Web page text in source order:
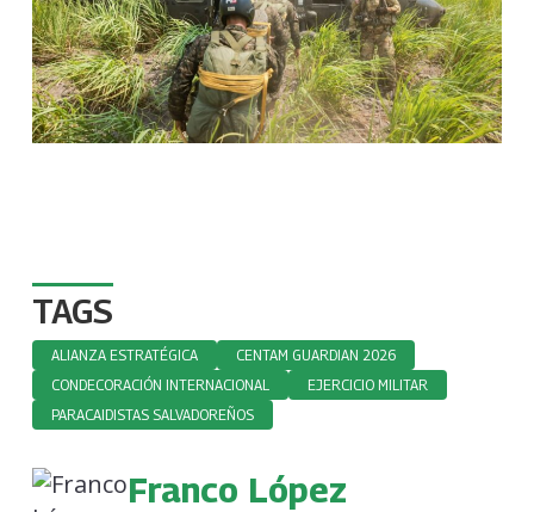
TAGS
ALIANZA ESTRATÉGICA
CENTAM GUARDIAN 2026
CONDECORACIÓN INTERNACIONAL
EJERCICIO MILITAR
PARACAIDISTAS SALVADOREÑOS
Franco López